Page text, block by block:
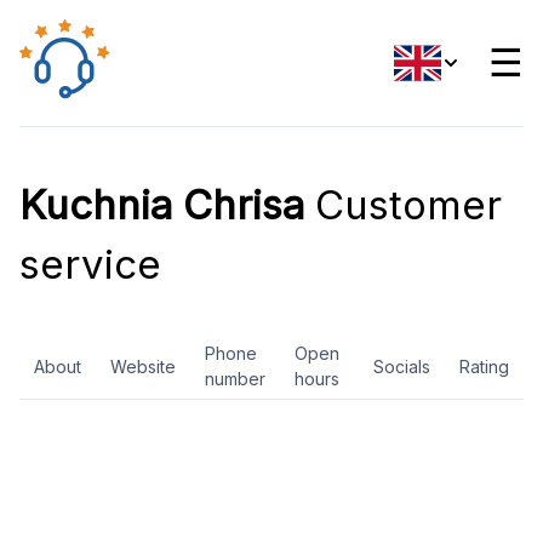
☰
Kuchnia Chrisa Customer
service
About Website
Phone
number
Open
hours
Socials Rating